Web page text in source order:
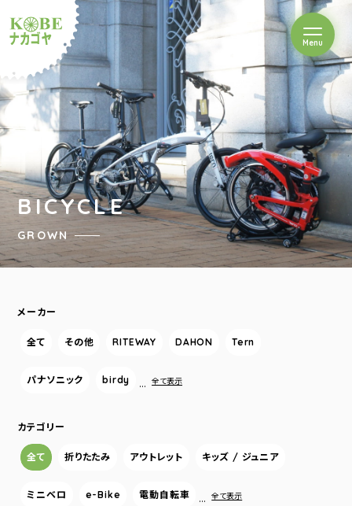
ルショップナカゴヤ
Menuを開閉
BICYCLE
GROWN
メーカー
全て その他 RITEWAY DAHON Tern
パナソニック birdy … 全て表示
カテゴリー
全て 折りたたみ アウトレット キッズ / ジュニア
ミニベロ e-Bike 電動自転車 … 全て表示